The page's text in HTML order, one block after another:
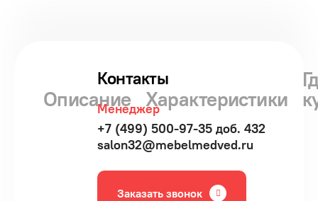
Описание Характеристики
Контакты
Менеджер
+7 (499) 500-97-35 доб. 432
salon32@mebelmedved.ru
Заказать звонок